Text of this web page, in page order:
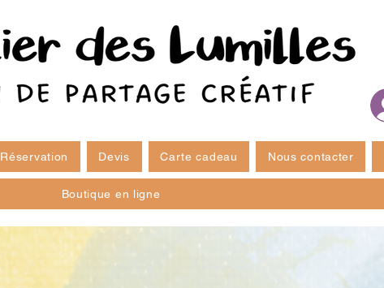
Réservation Devis Carte cadeau Nous contacter
Boutique en ligne